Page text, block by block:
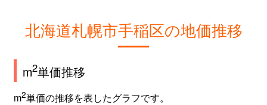
北海道札幌市手稲区の地価推移
m2単価推移
m2単価の推移を表したグラフです。